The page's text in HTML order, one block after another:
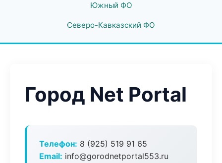
Южный ФО
Северо-Кавказский ФО
Город Net Portal
Телефон: 8 (925) 519 91 65
Email: info@gorodnetportal553.ru